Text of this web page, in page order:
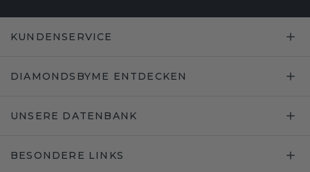
KUNDENSERVICE
DIAMONDSBYME ENTDECKEN
UNSERE DATENBANK
BESONDERE LINKS